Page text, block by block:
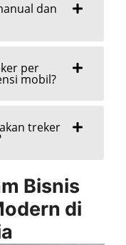
dan
per
mobil?
treker
Bisnis
di